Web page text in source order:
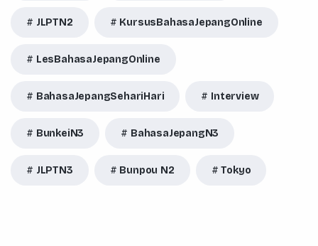
JLPTN2 KursusBahasaJepangOnline
LesBahasaJepangOnline
BahasaJepangSehariHari Interview
BunkeiN3 BahasaJepangN3
JLPTN3 Bunpou N2 Tokyo